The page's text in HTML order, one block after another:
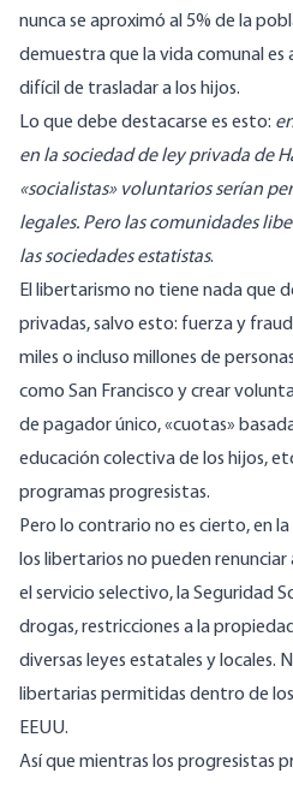
nunca se aproximó al 5% de la
demuestra que la vida comunal
difícil de trasladar a los hijos.
Lo que debe destacarse es esto:
en la sociedad de ley privada de
«socialistas» voluntarios serían
legales. Pero las comunidades
las sociedades estatistas.
El libertarismo no tiene nada que
privadas, salvo esto: fuerza y
miles o incluso millones de
como San Francisco y crear
de pagador único, «cuotas»
educación colectiva de los hijos,
programas progresistas.
Pero lo contrario no es cierto, en
los libertarios no pueden
el servicio selectivo, la Seguridad
drogas, restricciones a la
diversas leyes estatales y locales.
libertarias permitidas dentro de
EEUU.
Así que mientras los progresistas